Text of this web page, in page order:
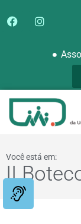
Você está em:
II